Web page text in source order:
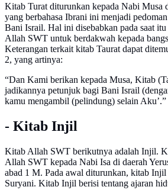
Kitab Turat diturunkan kepada Nabi
yang berbahasa Ibrani ini menjadi
Bani Israil. Hal ini disebabkan pada saat
Allah SWT untuk berdakwah kepada
Keterangan terkait kitab Taurat dapat
2, yang artinya:
“Dan Kami berikan kepada Musa, Kitab
jadikannya petunjuk bagi Bani Israil
kamu mengambil (pelindung) selain Aku’.”
- Kitab Injil
Kitab Allah SWT berikutnya adalah Injil.
Allah SWT kepada Nabi Isa di daerah
abad 1 M. Pada awal diturunkan, kitab Injil
Suryani. Kitab Injil berisi tentang ajaran